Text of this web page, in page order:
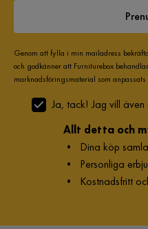
Genom att fylla i min mailadress
och godkänner att Furniturebox
marknadsföringsmaterial som
Ja, tack! Jag vill
Allt detta och
• Dina köp
• Personliga
• Kostnadsfritt